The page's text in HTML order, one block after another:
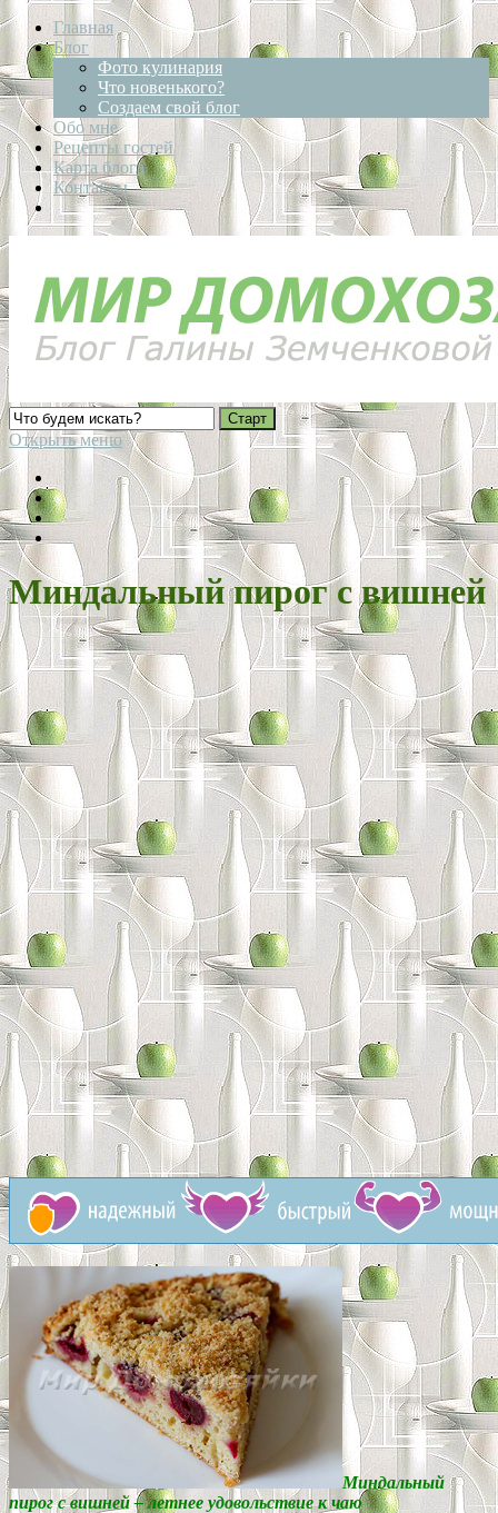
Главная
Блог
Фото кулинария
Что новенького?
Создаем свой блог
Обо мне
Рецепты гостей
Карта блога
Контакты
Открыть меню
Миндальный пирог с вишней
Миндальный
пирог с вишней – летнее удовольствие к чаю